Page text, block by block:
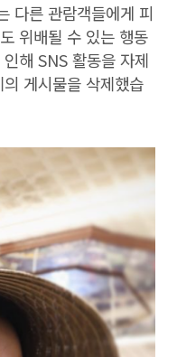
다른 관람객들에게 피
위배될 수 있는 행동
해 SNS 활동을 자제
게시물을 삭제했습